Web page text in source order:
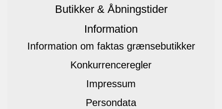
Butikker & Åbningstider
Information
Information om faktas grænsebutikker
Konkurrenceregler
Impressum
Persondata